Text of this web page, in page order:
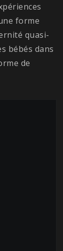
forme
quasi-
bébés dans
de